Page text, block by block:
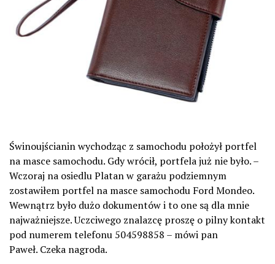
Świnoujścianin wychodząc z samochodu położył portfel
na masce samochodu. Gdy wrócił, portfela już nie było. –
Wczoraj na osiedlu Platan w garażu podziemnym
zostawiłem portfel na masce samochodu Ford Mondeo.
Wewnątrz było dużo dokumentów i to one są dla mnie
najważniejsze. Uczciwego znalazcę proszę o pilny kontakt
pod numerem telefonu 504598858 – mówi pan
Paweł. Czeka nagroda.